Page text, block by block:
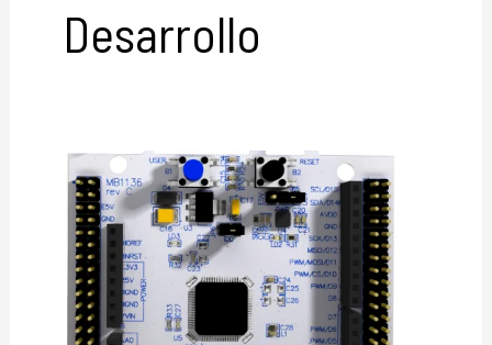
Desarrollo
Placas
desarrollo
STM32
Nucleo